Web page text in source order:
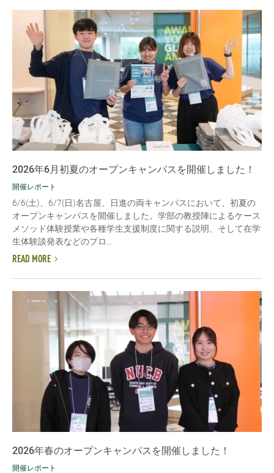
2026年6月初夏のオープンキャンパスを開催しました！
開催レポート
6/6(土)、6/7(日)名古屋、日進の両キャンパスにおいて、初夏の
オープンキャンパスを開催しました。学部の教授陣によるケース
メソッド体験授業や各種学生支援制度に関する説明、そして在学
生体験談発表などのプロ...
READ MORE
2026年春のオープンキャンパスを開催しました！
開催レポート